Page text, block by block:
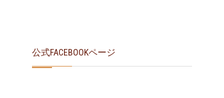
公式FACEBOOKページ